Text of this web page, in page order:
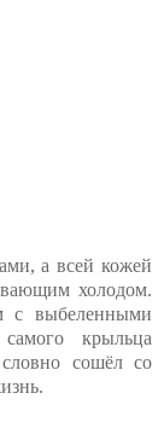
а всей кожей
холодом.
с выбеленными
крыльца
сошёл со